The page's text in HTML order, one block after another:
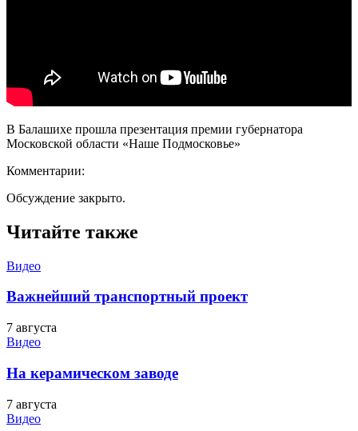
В Балашихе прошла презентация премии губернатора
Московской области «Наше Подмосковье»
Комментарии:
Обсуждение закрыто.
Читайте также
Видео
Важнейший транспортный проект
7 августа
Видео
На керамическом заводе
7 августа
Видео